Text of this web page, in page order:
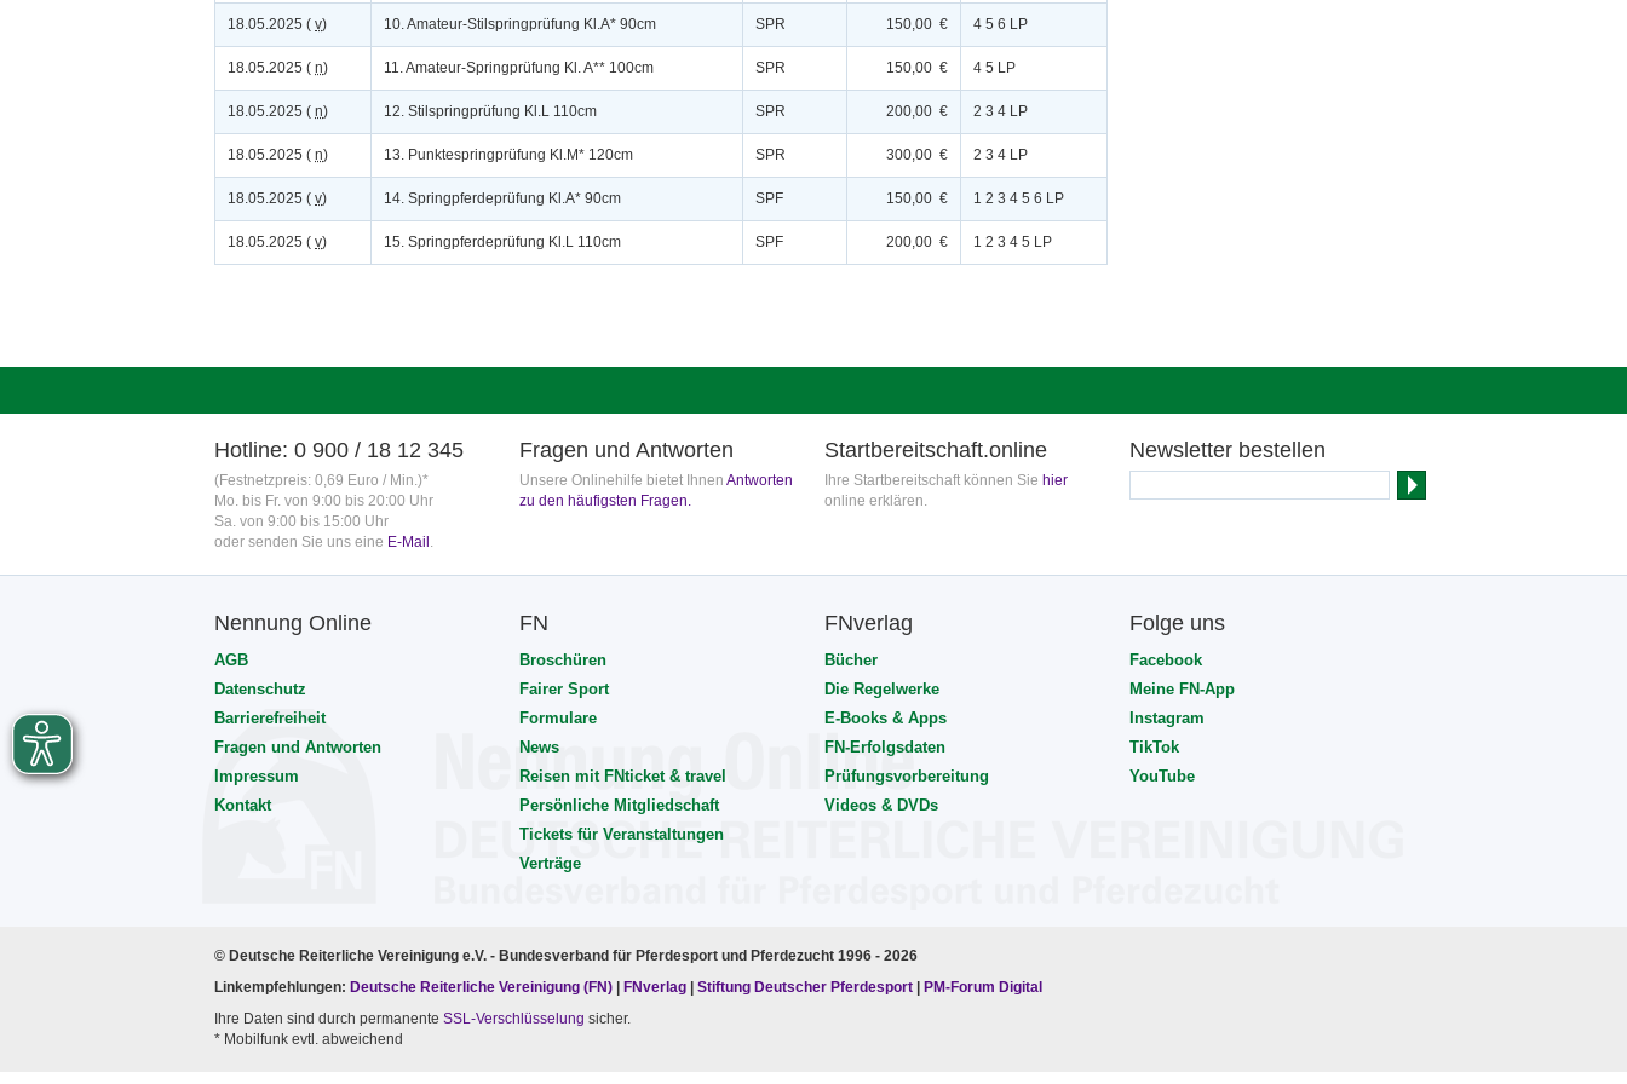
18.05.2025 ( v) 10. Amateur-Stilspringprüfung Kl.A* 90cm SPR 150,00 € 4 5 6 LP
18.05.2025 ( n) 11. Amateur-Springprüfung Kl. A** 100cm SPR 150,00 € 4 5 LP
18.05.2025 ( n) 12. Stilspringprüfung Kl.L 110cm SPR 200,00 € 2 3 4 LP
18.05.2025 ( n) 13. Punktespringprüfung Kl.M* 120cm SPR 300,00 € 2 3 4 LP
18.05.2025 ( v) 14. Springpferdeprüfung Kl.A* 90cm SPF 150,00 € 1 2 3 4 5 6 LP
18.05.2025 ( v) 15. Springpferdeprüfung Kl.L 110cm SPF 200,00 € 1 2 3 4 5 LP
Hotline: 0 900 / 18 12 345
(Festnetzpreis: 0,69 Euro / Min.)*
Mo. bis Fr. von 9:00 bis 20:00 Uhr
Sa. von 9:00 bis 15:00 Uhr
oder senden Sie uns eine E-Mail .
Fragen und Antworten
Unsere Onlinehilfe bietet Ihnen Antworten
zu den häufigsten Fragen.
Startbereitschaft.online
Ihre Startbereitschaft können Sie hier
online erklären.
Newsletter bestellen
Nennung Online
AGB
Datenschutz
Barrierefreiheit
Fragen und Antworten
Impressum
Kontakt
FN
Broschüren
Fairer Sport
Formulare
News
Reisen mit FNticket & travel
Persönliche Mitgliedschaft
Tickets für Veranstaltungen
Verträge
FNverlag
Bücher
Die Regelwerke
E-Books & Apps
FN-Erfolgsdaten
Prüfungsvorbereitung
Videos & DVDs
Folge uns
Facebook
Meine FN-App
Instagram
TikTok
YouTube
© Deutsche Reiterliche Vereinigung e.V. - Bundesverband für Pferdesport und Pferdezucht 1996 - 2026
Linkempfehlungen: Deutsche Reiterliche Vereinigung (FN) FNverlag Stiftung Deutscher Pferdesport
PM-Forum Digital
Ihre Daten sind durch permanente SSL-Verschlüsselung sicher.
* Mobilfunk evtl. abweichend